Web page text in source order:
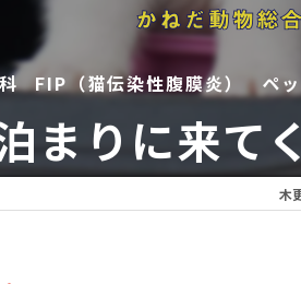
FIP（猫伝染性腹膜炎） ペ
まりに来て
木